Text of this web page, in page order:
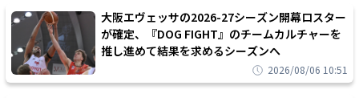
大阪エヴェッサの2026-27シーズン開幕ロスター
が確定、『DOG FIGHT』のチームカルチャーを
推し進めて結果を求めるシーズンへ
2026/08/06 10:51